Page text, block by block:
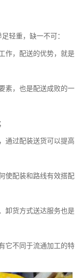
轻重，缺一不可：
作，配送的优势，就是
素，也是配送成败的一
通过配装送货可以提高
使配装和路线有效搭配
卸货方式送达服务也是
它不同于流通加工的特